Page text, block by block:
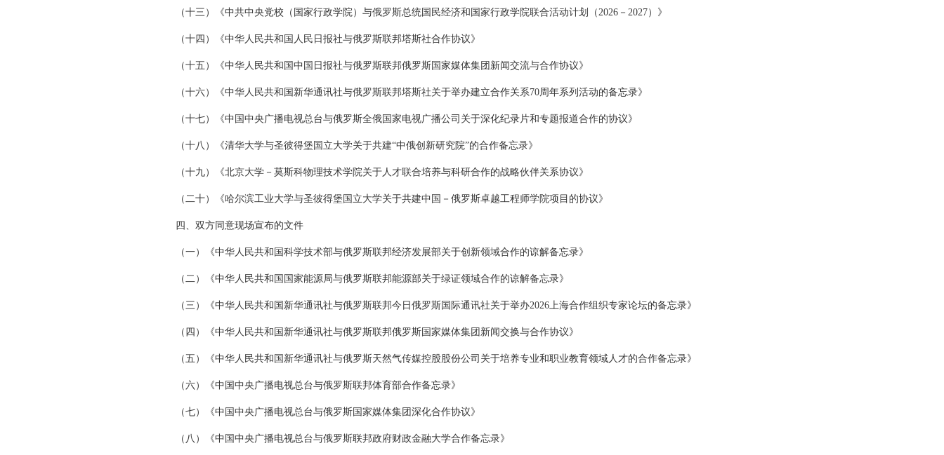
（十三）《中共中央党校（国家行政学院）与俄罗斯总统国民经济和国家行政学院联合活动计划（2026－2027）》
（十四）《中华人民共和国人民日报社与俄罗斯联邦塔斯社合作协议》
（十五）《中华人民共和国中国日报社与俄罗斯联邦俄罗斯国家媒体集团新闻交流与合作协议》
（十六）《中华人民共和国新华通讯社与俄罗斯联邦塔斯社关于举办建立合作关系70周年系列活动的备忘录》
（十七）《中国中央广播电视总台与俄罗斯全俄国家电视广播公司关于深化纪录片和专题报道合作的协议》
（十八）《清华大学与圣彼得堡国立大学关于共建“中俄创新研究院”的合作备忘录》
（十九）《北京大学－莫斯科物理技术学院关于人才联合培养与科研合作的战略伙伴关系协议》
（二十）《哈尔滨工业大学与圣彼得堡国立大学关于共建中国－俄罗斯卓越工程师学院项目的协议》
四、双方同意现场宣布的文件
（一）《中华人民共和国科学技术部与俄罗斯联邦经济发展部关于创新领域合作的谅解备忘录》
（二）《中华人民共和国国家能源局与俄罗斯联邦能源部关于绿证领域合作的谅解备忘录》
（三）《中华人民共和国新华通讯社与俄罗斯联邦今日俄罗斯国际通讯社关于举办2026上海合作组织专家论坛的备忘录》
（四）《中华人民共和国新华通讯社与俄罗斯联邦俄罗斯国家媒体集团新闻交换与合作协议》
（五）《中华人民共和国新华通讯社与俄罗斯天然气传媒控股股份公司关于培养专业和职业教育领域人才的合作备忘录》
（六）《中国中央广播电视总台与俄罗斯联邦体育部合作备忘录》
（七）《中国中央广播电视总台与俄罗斯国家媒体集团深化合作协议》
（八）《中国中央广播电视总台与俄罗斯联邦政府财政金融大学合作备忘录》